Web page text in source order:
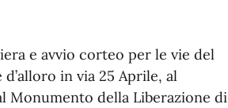
e avvio corteo per le vie del
in via 25 Aprile, al
Monumento della Liberazione di